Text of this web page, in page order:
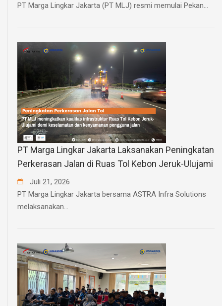
PT Marga Lingkar Jakarta (PT MLJ) resmi memulai Pekan...
PT Marga Lingkar Jakarta Laksanakan Peningkatan
Perkerasan Jalan di Ruas Tol Kebon Jeruk-Ulujami
Juli 21, 2026
PT Marga Lingkar Jakarta bersama ASTRA Infra Solutions
melaksanakan...